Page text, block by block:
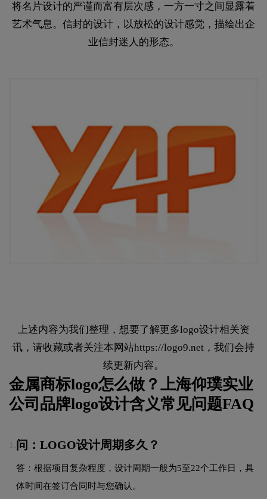
将名片设计的严谨而富有层次感，一方一寸之间显露着
艺术气息。信封的设计，以放松的设计感觉，描绘出企
业信封迷人的形态。
上述内容为我们整理，想要了解更多logo设计相关资
讯，请收藏或者关注本网站https://logo9.net ，我们会持
续更新内容。
金属商标logo怎么做？上海仰璞实业
公司品牌logo设计含义常见问题FAQ
问：LOGO设计周期多久？
答：根据项目复杂程度，设计周期一般为5至22个工作日，具
体时间在签订合同时与您确认。